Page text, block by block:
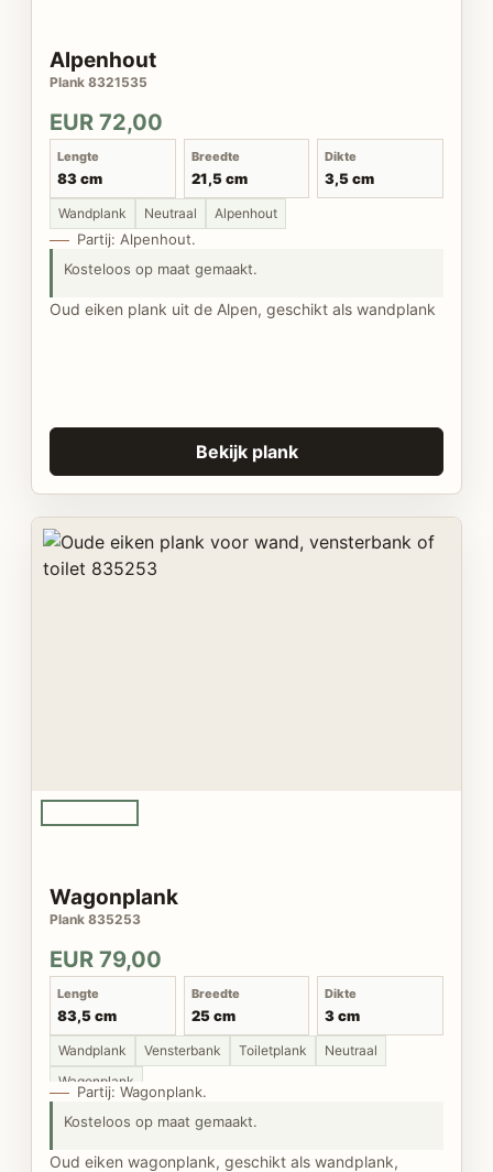
Alpenhout
Plank 8321535
EUR 72,00
Lengte
83 cm
Breedte
21,5 cm
Dikte
3,5 cm
Wandplank Neutraal Alpenhout
Partij: Alpenhout.
Kosteloos op maat gemaakt.
Oud eiken plank uit de Alpen, geschikt als wandplank
Bekijk plank
Wagonplank
Plank 835253
EUR 79,00
Lengte
83,5 cm
Breedte
25 cm
Dikte
3 cm
Wandplank Vensterbank Toiletplank
Neutraal
Wagonplank
Partij: Wagonplank.
Kosteloos op maat gemaakt.
Oud eiken wagonplank, geschikt als wandplank,